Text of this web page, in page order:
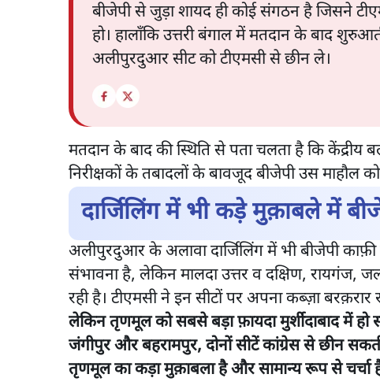
बीजेपी से जुड़ा शायद ही कोई संगठन है जिसने
हो। हालाँकि उत्तरी बंगाल में मतदान के बाद
अलीपुरदुआर सीट को टीएमसी से छीन ले।
मतदान के बाद की स्थिति से पता चलता है कि
निरीक्षकों के तबादलों के बावजूद बीजेपी उस माहौल
दार्जिलिंग में भी कड़े मुक़ाबले में
अलीपुरदुआर के अलावा दार्जिलिंग में भी बीजेपी
संभावना है, लेकिन मालदा उत्तर व दक्षिण, रायगंज,
रही है। टीएमसी ने इन सीटों पर अपना कब्ज़ा
लेकिन तृणमूल को सबसे बड़ा फ़ायदा मुर्शीदाबाद में हो
जंगीपुर और बहरामपुर, दोनों सीटें कांग्रेस से छीन
तृणमूल का कड़ा मुक़ाबला है और सामान्य रूप से चर्चा